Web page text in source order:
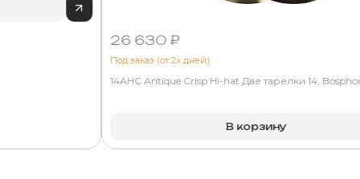
26 630 ₽
Под заказ (от 2х дней)
14AHC Antique Crisp Hi-hat Две тарелки 14,
В корзину